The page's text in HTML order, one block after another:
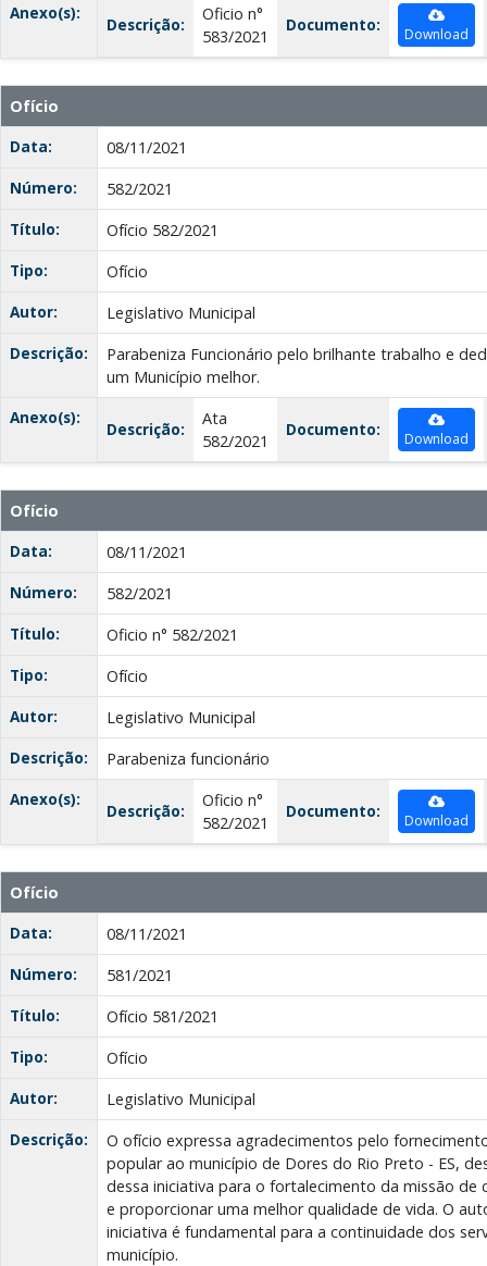
Anexo(s):
Descrição:
Oficio n°
583/2021
Documento: Download
Ofício
Data:
08/11/2021
Número:
582/2021
Título:
Ofício 582/2021
Tipo:
Ofício
Autor:
Legislativo Municipal
Descrição:
Parabeniza Funcionário pelo brilhante trabalho e
um Município melhor.
Anexo(s):
Descrição:
Ata
582/2021
Documento: Download
Ofício
Data:
08/11/2021
Número:
582/2021
Título:
Oficio n° 582/2021
Tipo:
Ofício
Autor:
Legislativo Municipal
Descrição:
Parabeniza funcionário
Anexo(s):
Descrição:
Oficio n°
582/2021
Documento: Download
Ofício
Data:
08/11/2021
Número:
581/2021
Título:
Ofício 581/2021
Tipo:
Ofício
Autor:
Legislativo Municipal
Descrição:
O ofício expressa agradecimentos pelo
popular ao município de Dores do Rio Preto - ES,
dessa iniciativa para o fortalecimento da missão de
e proporcionar uma melhor qualidade de vida. O
iniciativa é fundamental para a continuidade dos
município.